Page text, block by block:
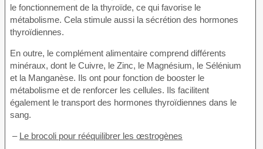
le fonctionnement de la thyroïde, ce qui favorise le
métabolisme. Cela stimule aussi la sécrétion des hormones
thyroïdiennes.
En outre, le complément alimentaire comprend différents
minéraux, dont le Cuivre, le Zinc, le Magnésium, le Sélénium
et la Manganèse. Ils ont pour fonction de booster le
métabolisme et de renforcer les cellules. Ils facilitent
également le transport des hormones thyroïdiennes dans le
sang.
– Le brocoli pour rééquilibrer les œstrogènes